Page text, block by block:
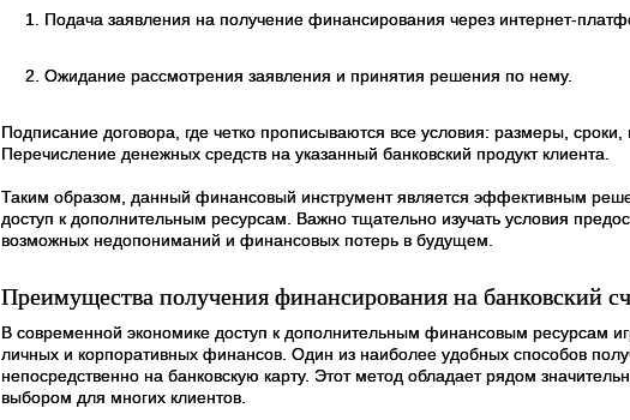
Подача заявления на получение финансирования через интернет-
Ожидание рассмотрения заявления и принятия решения по нему.
Подписание договора, где четко прописываются все условия: размеры, сроки,
Перечисление денежных средств на указанный банковский продукт клиента.
Таким образом, данный финансовый инструмент является эффективным
доступ к дополнительным ресурсам. Важно тщательно изучать условия
возможных недопониманий и финансовых потерь в будущем.
Преимущества получения финансирования на банковский
В современной экономике доступ к дополнительным финансовым ресурсам
личных и корпоративных финансов. Один из наиболее удобных способов
непосредственно на банковскую карту. Этот метод обладает рядом
выбором для многих клиентов.